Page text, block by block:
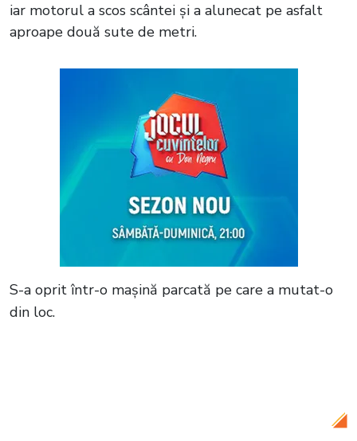
iar motorul a scos scântei și a alunecat pe asfalt
aproape două sute de metri.
S-a oprit într-o mașină parcată pe care a mutat-o
din loc.